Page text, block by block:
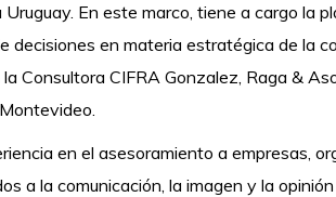
En este marco, tiene a cargo la
decisiones en materia estratégica de la
Consultora CIFRA Gonzalez, Raga &
en el asesoramiento a empresas,
a la comunicación, la imagen y la opinión